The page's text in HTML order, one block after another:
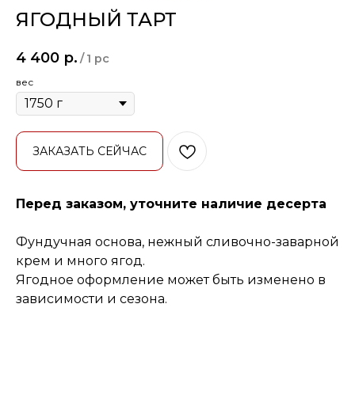
ЯГОДНЫЙ ТАРТ
4 400 р. / 1 pc
вес
ЗАКАЗАТЬ СЕЙЧАС
Перед заказом, уточните наличие десерта
Фундучная основа, нежный сливочно-заварной
крем и много ягод.
Ягодное оформление может быть изменено в
зависимости и сезона.